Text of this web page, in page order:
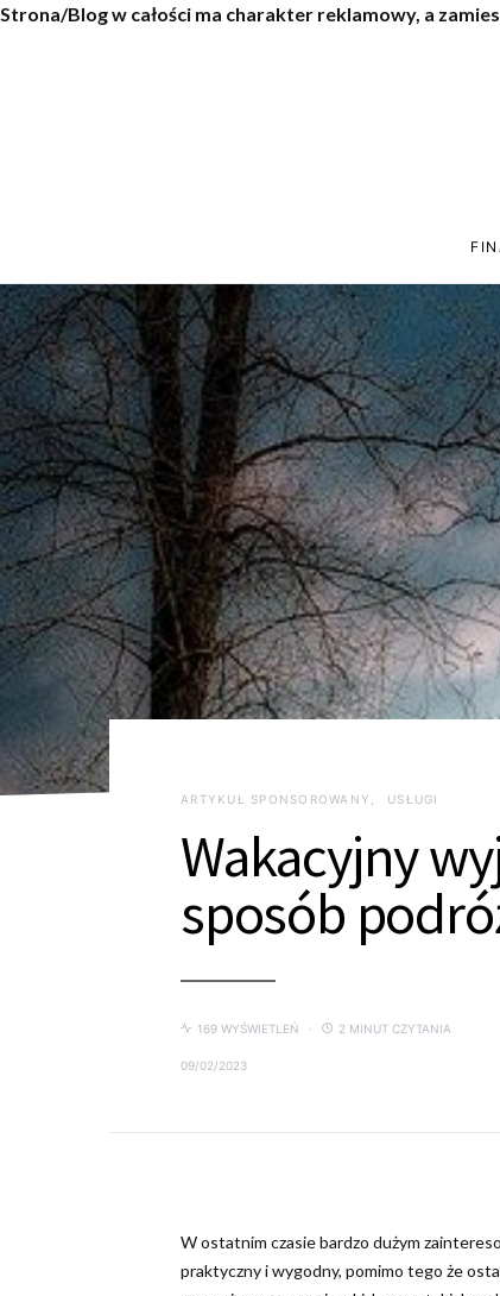
Strona/Blog w całości ma charakter reklamowy, a
ARTYKUŁ SPONSOROWANY USŁUGI
Wakacyjny
sposób
169 WYŚWIETLEŃ 2 MINUT CZYTANIA
09/02/2023
W ostatnim czasie bardzo dużym
praktyczny i wygodny, pomimo tego że